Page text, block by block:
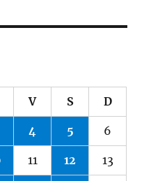
V S D
4 5 6
11 12 13